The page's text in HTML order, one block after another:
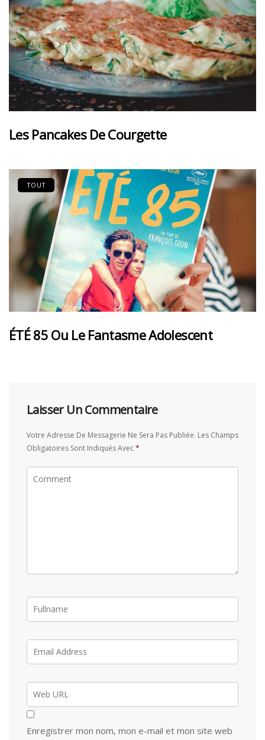
Les Pancakes De Courgette
TOUT
ÉTÉ 85 Ou Le Fantasme Adolescent
Laisser Un Commentaire
Votre Adresse De Messagerie Ne Sera Pas Publiée. Les Champs
Obligatoires Sont Indiqués Avec*
Enregistrer mon nom, mon e-mail et mon site web